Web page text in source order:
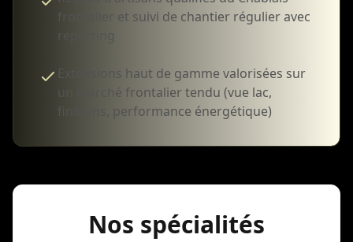
frontalier et suivi de chantier régulier avec
reporting
Extensions haut de gamme valorisées sur
un marché frontalier tendu (vue lac,
finitions, performance énergétique)
Nos spécialités